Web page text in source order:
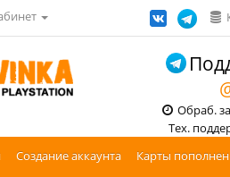
Обраб.
Тех.
Создание аккаунта Карты